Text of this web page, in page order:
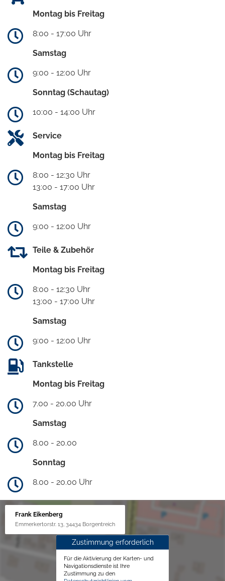
Montag bis Freitag
8:00 - 17:00 Uhr
Samstag
9:00 - 12:00 Uhr
Sonntag (Schautag)
10:00 - 14:00 Uhr
Service
Montag bis Freitag
8:00 - 12:30 Uhr
13:00 - 17:00 Uhr
Samstag
9:00 - 12:00 Uhr
Teile & Zubehör
Montag bis Freitag
8:00 - 12:30 Uhr
13:00 - 17:00 Uhr
Samstag
9:00 - 12:00 Uhr
Tankstelle
Montag bis Freitag
7.00 - 20.00 Uhr
Samstag
8.00 - 20.00
Sonntag
8.00 - 20.00 Uhr
Frank Eikenberg
Emmerkertorstr. 13, 34434 Borgentreich
Zustimmung erforderlich
Für die Aktivierung der Karten- und
Navigationsdienste ist Ihre
Zustimmung zu den